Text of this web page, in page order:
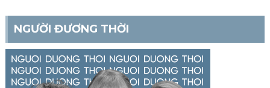
NGƯỜI ĐƯƠNG THỜI